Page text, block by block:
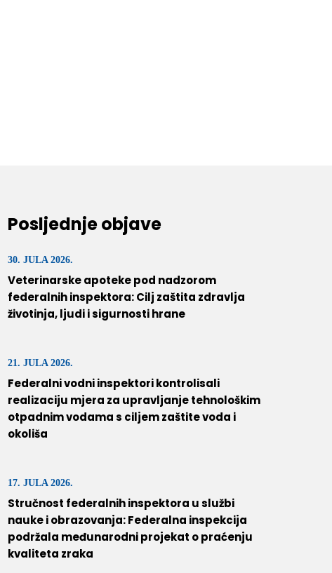
Posljednje objave
30. JULA 2026.
Veterinarske apoteke pod nadzorom
federalnih inspektora: Cilj zaštita zdravlja
životinja, ljudi i sigurnosti hrane
21. JULA 2026.
Federalni vodni inspektori kontrolisali
realizaciju mjera za upravljanje tehnološkim
otpadnim vodama s ciljem zaštite voda i
okoliša
17. JULA 2026.
Stručnost federalnih inspektora u službi
nauke i obrazovanja: Federalna inspekcija
podržala međunarodni projekat o praćenju
kvaliteta zraka